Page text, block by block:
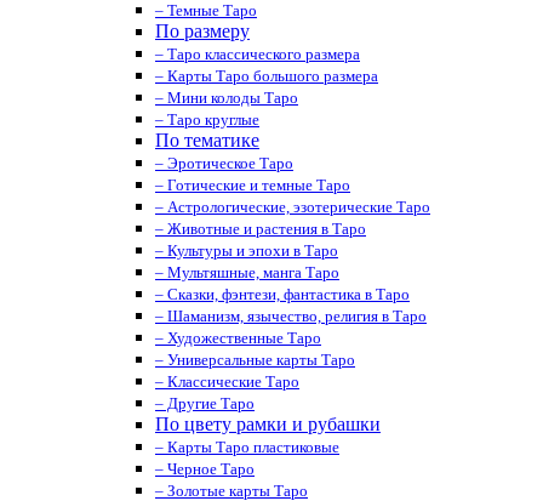
– Темные Таро
По размеру
– Таро классического размера
– Карты Таро большого размера
– Мини колоды Таро
– Таро круглые
По тематике
– Эротическое Таро
– Готические и темные Таро
– Астрологические, эзотерические Таро
– Животные и растения в Таро
– Культуры и эпохи в Таро
– Мультяшные, манга Таро
– Сказки, фэнтези, фантастика в Таро
– Шаманизм, язычество, религия в Таро
– Художественные Таро
– Универсальные карты Таро
– Классические Таро
– Другие Таро
По цвету рамки и рубашки
– Карты Таро пластиковые
– Черное Таро
– Золотые карты Таро